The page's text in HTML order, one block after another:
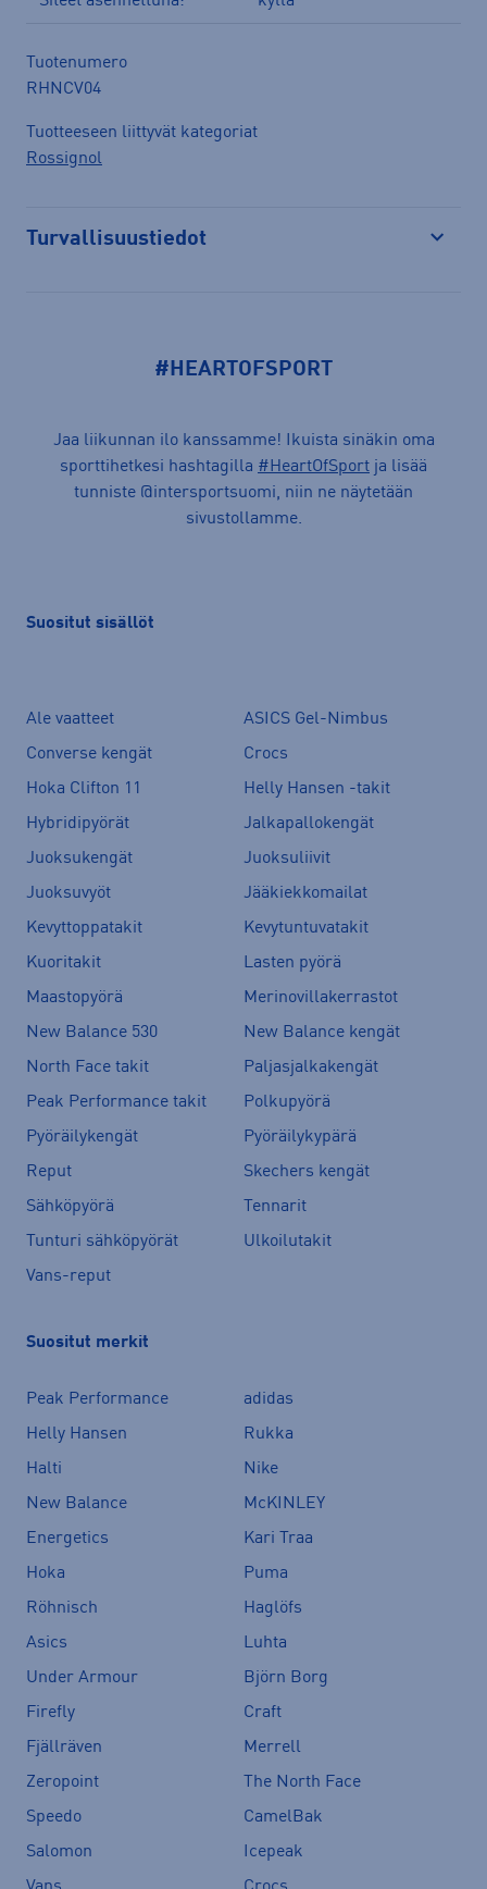
Tuotenumero
RHNCV04
Tuotteeseen liittyvät kategoriat
Rossignol
Turvallisuustiedot
#HEARTOFSPORT
Jaa liikunnan ilo kanssamme! Ikuista sinäkin oma
sporttihetkesi hashtagilla #HeartOfSport ja lisää
tunniste @intersportsuomi, niin ne näytetään
sivustollamme.
Suositut sisällöt
Ale vaatteet
ASICS Gel-Nimbus
Converse kengät
Crocs
Hoka Clifton 11
Helly Hansen -takit
Hybridipyörät
Jalkapallokengät
Juoksukengät
Juoksuliivit
Juoksuvyöt
Jääkiekkomailat
Kevyttoppatakit
Kevytuntuvatakit
Kuoritakit
Lasten pyörä
Maastopyörä
Merinovillakerrastot
New Balance 530
New Balance kengät
North Face takit
Paljasjalkakengät
Peak Performance takit
Polkupyörä
Pyöräilykengät
Pyöräilykypärä
Reput
Skechers kengät
Sähköpyörä
Tennarit
Tunturi sähköpyörät
Ulkoilutakit
Vans-reput
Suositut merkit
Peak Performance
adidas
Helly Hansen
Rukka
Halti
Nike
New Balance
McKINLEY
Energetics
Kari Traa
Hoka
Puma
Röhnisch
Haglöfs
Asics
Luhta
Under Armour
Björn Borg
Firefly
Craft
Fjällräven
Merrell
Zeropoint
The North Face
Speedo
CamelBak
Salomon
Icepeak